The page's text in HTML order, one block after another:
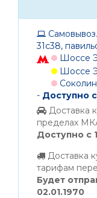
31с38,
Шоссе
Шоссе
- Доступно
Доставка
пределах
Доступно с
Доставка
тарифам
Будет
02.01.1970